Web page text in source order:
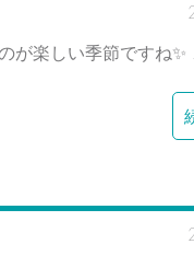
が楽しい季節ですね✨